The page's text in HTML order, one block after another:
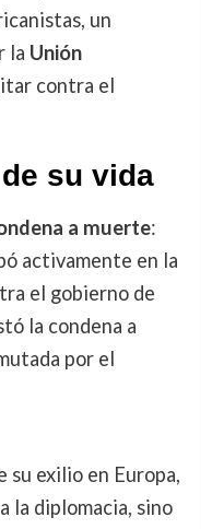
un
la Unión
contra el
su vida
a muerte:
activamente en la
el gobierno de
la condena a
por el
su exilio en Europa,
la diplomacia, sino